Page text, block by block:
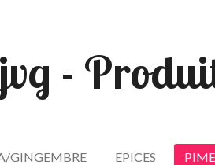
-
GINGEMBRE EPICES